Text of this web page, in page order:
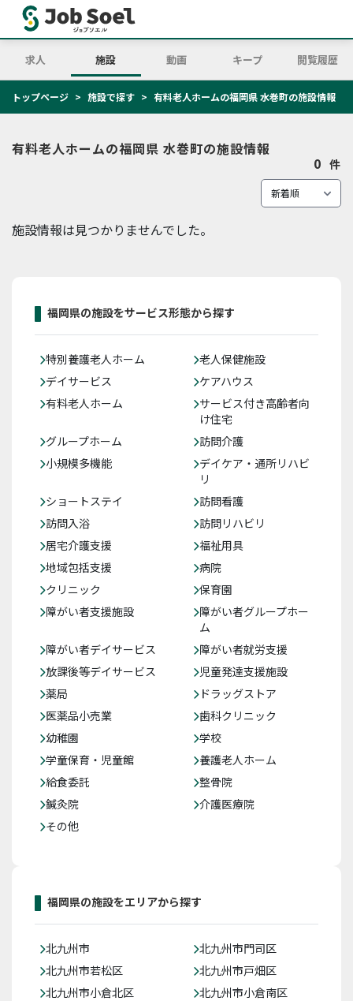
求人 施設 動画 キープ 閲覧履歴
トップページ 施設で探す 有料老人ホームの福岡県 水巻町の施設情報
有料老人ホームの福岡県 水巻町の施設情報
0 件
施設情報は見つかりませんでした。
福岡県の施設をサービス形態から探す
特別養護老人ホーム
老人保健施設
デイサービス
ケアハウス
有料老人ホーム
サービス付き高齢者向
け住宅
グループホーム
訪問介護
小規模多機能
デイケア・通所リハビ
リ
ショートステイ
訪問看護
訪問入浴
訪問リハビリ
居宅介護支援
福祉用具
地域包括支援
病院
クリニック
保育園
障がい者支援施設
障がい者グループホー
ム
障がい者デイサービス
障がい者就労支援
放課後等デイサービス
児童発達支援施設
薬局
ドラッグストア
医薬品小売業
歯科クリニック
幼稚園
学校
学童保育・児童館
養護老人ホーム
給食委託
整骨院
鍼灸院
介護医療院
その他
福岡県の施設をエリアから探す
北九州市
北九州市門司区
北九州市若松区
北九州市戸畑区
北九州市小倉北区
北九州市小倉南区